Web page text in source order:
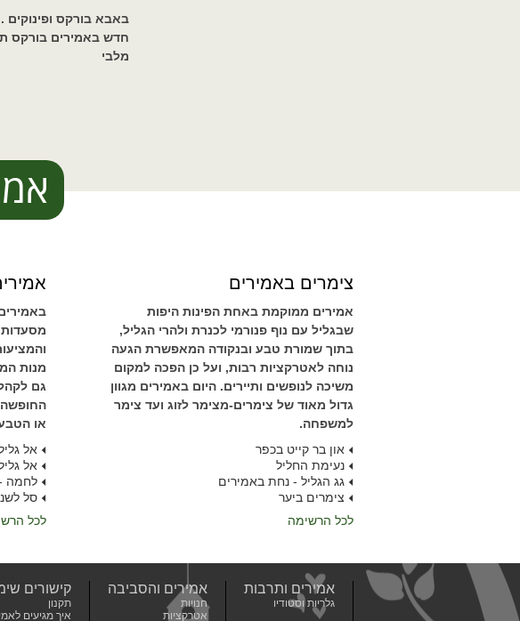
באבא בורקס ופינוקים
חדש באמירים בורקס
מלבי
צימרים באמירים
אמירים ממוקמת באחת הפינות היפות
שבגליל עם נוף פנורמי לכנרת ולהרי הגליל,
בתוך שמורת טבע ובנקודה המאפשרת הגעה
נוחה לאטרקציות רבות, ועל כן הפכה למקום
משיכה לנופשים ותיירים. היום באמירים מגוון
גדול מאוד של צימרים-מצימר לזוג ועד צימר
למשפחה.
און בר קייט בכפר
נעימת החליל
גג הגליל - נחת באמירים
צימרים ביער
לכל הרשימה
מסעדות
מנות
גם
או
אל
אל
לחמה
סל
לכל
אמירים ותרבות
גלריות וסטודיו
אמירים והסביבה
חנויות
אטרקציות
קישורים
תקנון
איך מגיעים